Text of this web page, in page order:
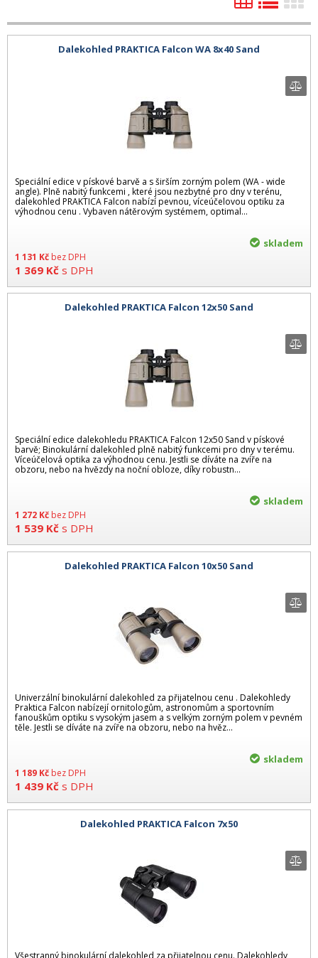
Dalekohled PRAKTICA Falcon WA 8x40 Sand
Speciální edice v pískové barvě a s širším zorným polem (WA - wide
angle). Plně nabitý funkcemi , které jsou nezbytné pro dny v terénu,
dalekohled PRAKTICA Falcon nabízí pevnou, víceúčelovou optiku za
výhodnou cenu . Vybaven nátěrovým systémem, optimal...
1 131 Kč bez DPH
1 369 Kč s DPH
skladem
Dalekohled PRAKTICA Falcon 12x50 Sand
Speciální edice dalekohledu PRAKTICA Falcon 12x50 Sand v pískové
barvě; Binokulární dalekohled plně nabitý funkcemi pro dny v terému.
Víceúčelová optika za výhodnou cenu. Jestli se díváte na zvíře na
obzoru, nebo na hvězdy na noční obloze, díky robustn...
1 272 Kč bez DPH
1 539 Kč s DPH
skladem
Dalekohled PRAKTICA Falcon 10x50 Sand
Univerzální binokulární dalekohled za přijatelnou cenu . Dalekohledy
Praktica Falcon nabízejí ornitologům, astronomům a sportovním
fanouškům optiku s vysokým jasem a s velkým zorným polem v pevném
těle. Jestli se díváte na zvíře na obzoru, nebo na hvěz...
1 189 Kč bez DPH
1 439 Kč s DPH
skladem
Dalekohled PRAKTICA Falcon 7x50